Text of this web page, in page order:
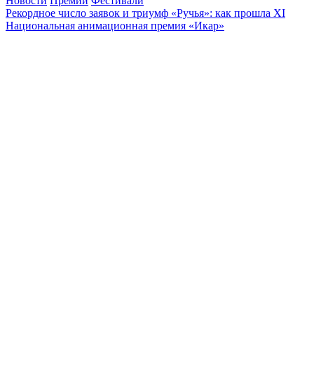
Рекордное число заявок и триумф «Ручья»: как прошла XI
Национальная анимационная премия «Икар»